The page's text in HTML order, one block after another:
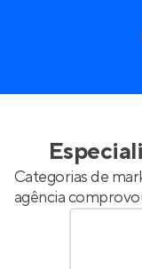
Categorias de
agência